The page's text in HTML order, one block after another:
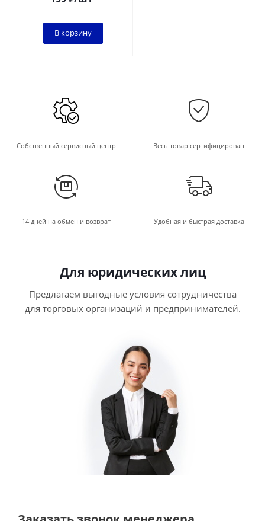
В корзину
Собственный сервисный центр Весь товар сертифицирован
14 дней на обмен и возврат Удобная и быстрая доставка
Для юридических лиц
Предлагаем выгодные условия сотрудничества
для торговых организаций и предпринимателей.